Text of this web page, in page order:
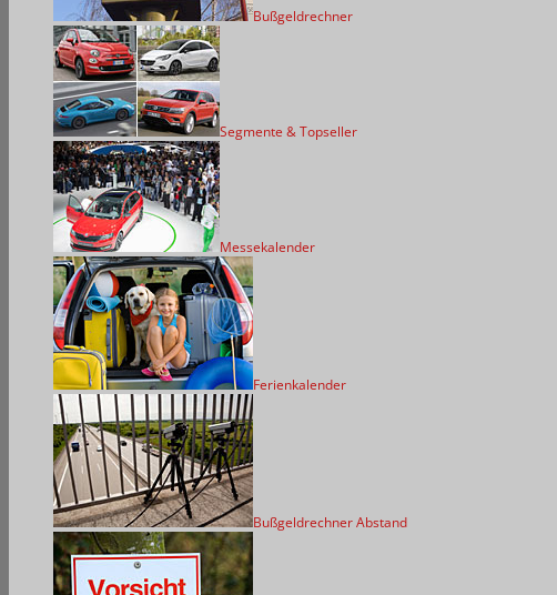
Bußgeldrechner
Segmente & Topseller
Messekalender
Ferienkalender
Bußgeldrechner Abstand